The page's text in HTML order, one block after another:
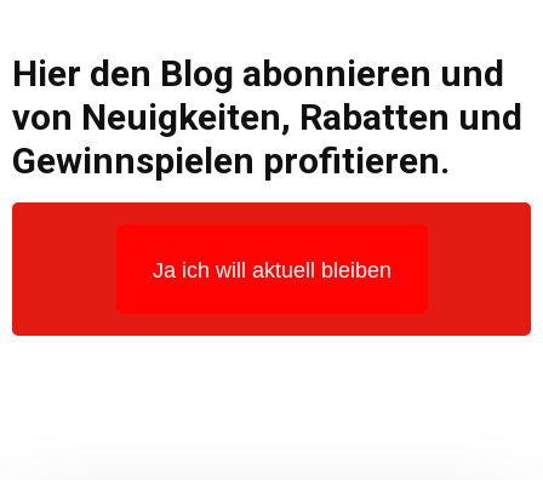
Hier den Blog abonnieren und
von Neuigkeiten, Rabatten und
Gewinnspielen profitieren.
Ja ich will aktuell bleiben